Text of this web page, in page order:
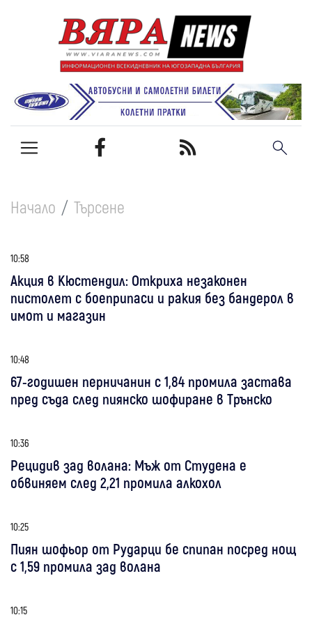
Начало Търсене
10:58
Акция в Кюстендил: Откриха незаконен
пистолет с боеприпаси и ракия без бандерол в
имот и магазин
10:48
67-годишен перничанин с 1,84 промила застава
пред съда след пиянско шофиране в Трънско
10:36
Рецидив зад волана: Мъж от Студена е
обвиняем след 2,21 промила алкохол
10:25
Пиян шофьор от Рударци бе спипан посред нощ
с 1,59 промила зад волана
10:15